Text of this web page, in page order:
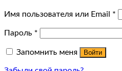
Имя пользователя или Email *
Пароль *
Запомнить меня Войти